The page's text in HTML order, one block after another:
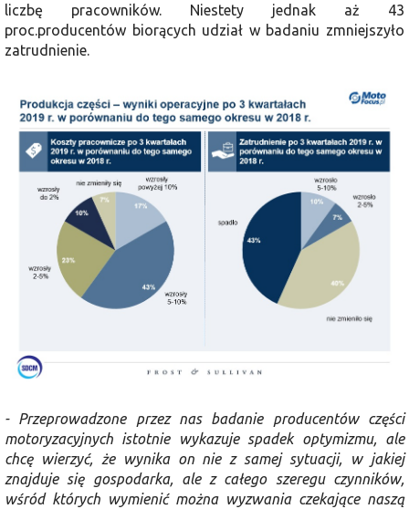
liczbę pracowników. Niestety jednak aż 43
proc.producentów biorących udział w badaniu zmniejszyło
zatrudnienie.
- Przeprowadzone przez nas badanie producentów części
motoryzacyjnych istotnie wykazuje spadek optymizmu, ale
chcę wierzyć, że wynika on nie z samej sytuacji, w jakiej
znajduje się gospodarka, ale z całego szeregu czynników,
wśród których wymienić można wyzwania czekające naszą